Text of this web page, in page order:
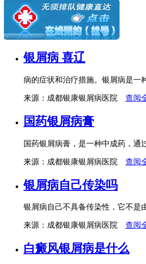
银屑病 喜辽
病的症状和治疗措施。银屑病是一
来源：成都银康银屑病医院 查阅
国药银屑病膏
国药银屑病膏，是一种中成药，通
来源：成都银康银屑病医院 查阅
银屑病自己传染吗
银屑病自己不具备传染性，它不是
来源：成都银康银屑病医院 查阅
白癜风银屑病是什么